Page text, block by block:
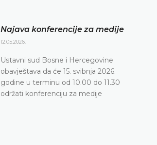
Najava konferencije za medije
12.05.2026.
Ustavni sud Bosne i Hercegovine
obavještava da će 15. svibnja 2026.
godine u terminu od 10.00 do 11.30
održati konferenciju za medije